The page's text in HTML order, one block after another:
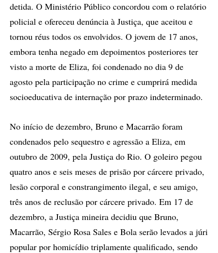
detida. O Ministério Público concordou com o relatório
policial e ofereceu denúncia à Justiça, que aceitou e
tornou réus todos os envolvidos. O jovem de 17 anos,
embora tenha negado em depoimentos posteriores ter
visto a morte de Eliza, foi condenado no dia 9 de
agosto pela participação no crime e cumprirá medida
socioeducativa de internação por prazo indeterminado.
No início de dezembro, Bruno e Macarrão foram
condenados pelo sequestro e agressão a Eliza, em
outubro de 2009, pela Justiça do Rio. O goleiro pegou
quatro anos e seis meses de prisão por cárcere privado,
lesão corporal e constrangimento ilegal, e seu amigo,
três anos de reclusão por cárcere privado. Em 17 de
dezembro, a Justiça mineira decidiu que Bruno,
Macarrão, Sérgio Rosa Sales e Bola serão levados a júri
popular por homicídio triplamente qualificado, sendo